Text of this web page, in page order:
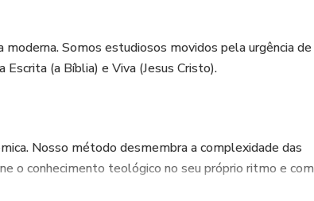
Somos estudiosos movidos pela urgência de
(a Bíblia) e Viva (Jesus Cristo).
Nosso método desmembra a complexidade das
o conhecimento teológico no seu próprio ritmo e com